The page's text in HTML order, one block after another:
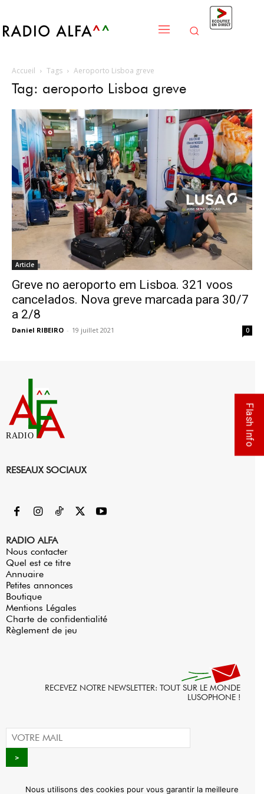
Accueil Tags Aeroporto Lisboa greve
Tag: aeroporto Lisboa greve
Article
Greve no aeroporto em Lisboa. 321 voos
cancelados. Nova greve marcada para 30/7
a 2/8
Daniel RIBEIRO - 19 juillet 2021 0
RADIO
RESEAUX SOCIAUX
RADIO ALFA
Nous contacter
Quel est ce titre
Annuaire
Petites annonces
Boutique
Mentions Légales
Charte de confidentialité
Règlement de jeu
RECEVEZ NOTRE NEWSLETTER: TOUT SUR LE MONDE
LUSOPHONE !
Flash Info
Nous utilisons des cookies pour vous garantir la meilleure